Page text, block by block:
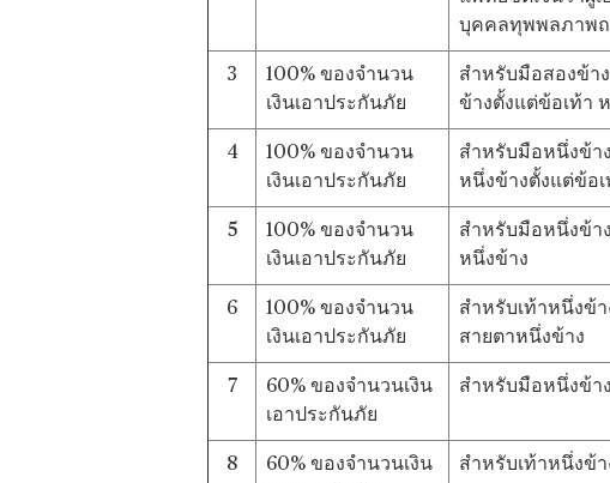
บุคคลทุพพลภาพถ
3
100% ของจำนวน
เงินเอาประกันภัย
สำหรับมือสองข้า
ข้างตั้งแต่ข้อเท้า
4
100% ของจำนวน
เงินเอาประกันภัย
สำหรับมือหนึ่งข้า
หนึ่งข้างตั้งแต่ข้อเ
5
100% ของจำนวน
เงินเอาประกันภัย
สำหรับมือหนึ่งข้า
หนึ่งข้าง
6
100% ของจำนวน
เงินเอาประกันภัย
สำหรับเท้าหนึ่งข้
สายตาหนึ่งข้าง
7
60% ของจำนวนเงิน
เอาประกันภัย
สำหรับมือหนึ่งข้า
8
60% ของจำนวนเงิน
สำหรับเท้าหนึ่งข้